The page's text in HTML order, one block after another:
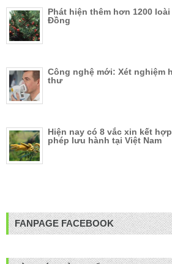
Phát hiện thêm hơn 1200
Đồng
Công nghệ mới: Xét nghiệm
thư
Hiện nay có 8 vắc xin kết
phép lưu hành tại Việt Nam
FANPAGE FACEBOOK